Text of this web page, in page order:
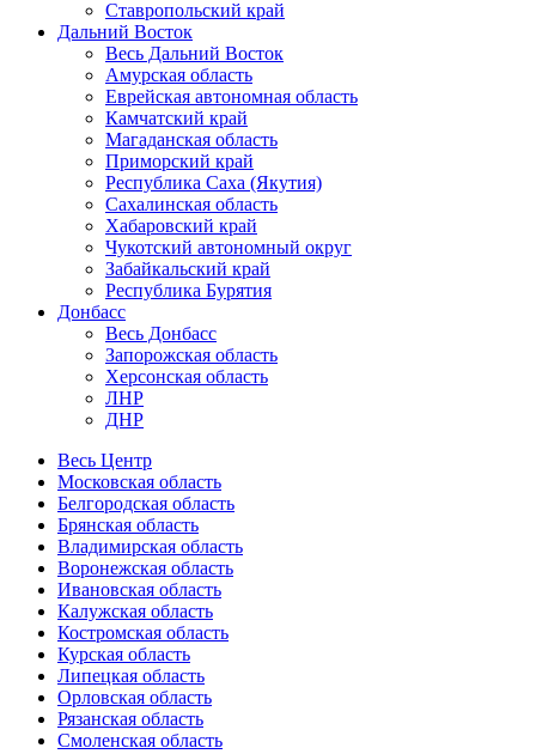
Ставропольский край
Дальний Восток
Весь Дальний Восток
Амурская область
Еврейская автономная область
Камчатский край
Магаданская область
Приморский край
Республика Саха (Якутия)
Сахалинская область
Хабаровский край
Чукотский автономный округ
Забайкальский край
Республика Бурятия
Донбасс
Весь Донбасс
Запорожская область
Херсонская область
ЛНР
ДНР
Весь Центр
Московская область
Белгородская область
Брянская область
Владимирская область
Воронежская область
Ивановская область
Калужская область
Костромская область
Курская область
Липецкая область
Орловская область
Рязанская область
Смоленская область